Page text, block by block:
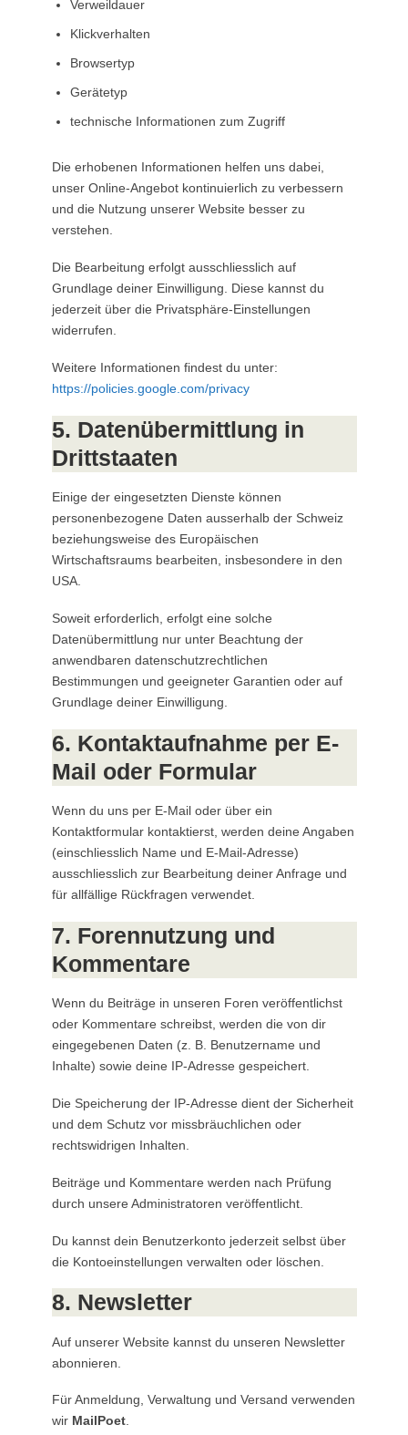
Verweildauer
Klickverhalten
Browsertyp
Gerätetyp
technische Informationen zum Zugriff
Die erhobenen Informationen helfen uns dabei,
unser Online-Angebot kontinuierlich zu verbessern
und die Nutzung unserer Website besser zu
verstehen.
Die Bearbeitung erfolgt ausschliesslich auf
Grundlage deiner Einwilligung. Diese kannst du
jederzeit über die Privatsphäre-Einstellungen
widerrufen.
Weitere Informationen findest du unter:
https://policies.google.com/privacy
5. Datenübermittlung in
Drittstaaten
Einige der eingesetzten Dienste können
personenbezogene Daten ausserhalb der Schweiz
beziehungsweise des Europäischen
Wirtschaftsraums bearbeiten, insbesondere in den
USA.
Soweit erforderlich, erfolgt eine solche
Datenübermittlung nur unter Beachtung der
anwendbaren datenschutzrechtlichen
Bestimmungen und geeigneter Garantien oder auf
Grundlage deiner Einwilligung.
6. Kontaktaufnahme per E-
Mail oder Formular
Wenn du uns per E-Mail oder über ein
Kontaktformular kontaktierst, werden deine Angaben
(einschliesslich Name und E-Mail-Adresse)
ausschliesslich zur Bearbeitung deiner Anfrage und
für allfällige Rückfragen verwendet.
7. Forennutzung und
Kommentare
Wenn du Beiträge in unseren Foren veröffentlichst
oder Kommentare schreibst, werden die von dir
eingegebenen Daten (z. B. Benutzername und
Inhalte) sowie deine IP-Adresse gespeichert.
Die Speicherung der IP-Adresse dient der Sicherheit
und dem Schutz vor missbräuchlichen oder
rechtswidrigen Inhalten.
Beiträge und Kommentare werden nach Prüfung
durch unsere Administratoren veröffentlicht.
Du kannst dein Benutzerkonto jederzeit selbst über
die Kontoeinstellungen verwalten oder löschen.
8. Newsletter
Auf unserer Website kannst du unseren Newsletter
abonnieren.
Für Anmeldung, Verwaltung und Versand verwenden
wir MailPoet.